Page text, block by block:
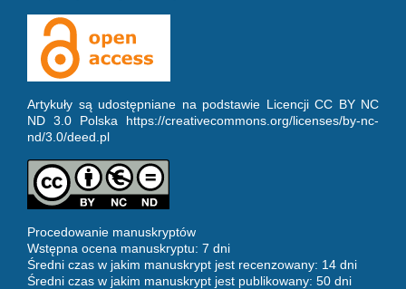
Artykuły są udostępniane na podstawie Licencji CC BY NC
ND 3.0 Polska https://creativecommons.org/licenses/by-nc-
nd/3.0/deed.pl
Procedowanie manuskryptów
Wstępna ocena manuskryptu: 7 dni
Średni czas w jakim manuskrypt jest recenzowany: 14 dni
Średni czas w jakim manuskrypt jest publikowany: 50 dni